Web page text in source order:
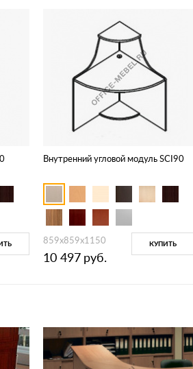
Внутренний угловой модуль SCI90
859x859x1150
10 497 руб.
КУПИТЬ